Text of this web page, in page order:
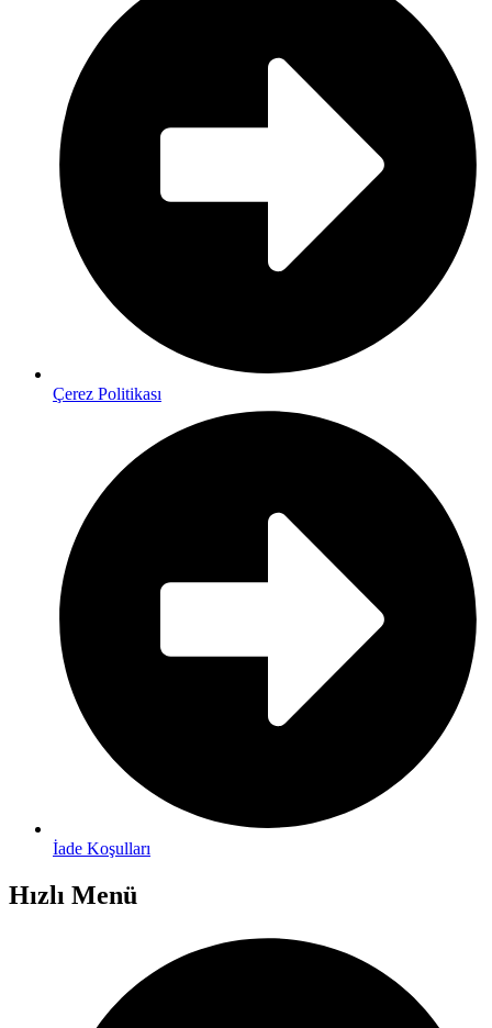
Çerez Politikası
İade Koşulları
Hızlı Menü